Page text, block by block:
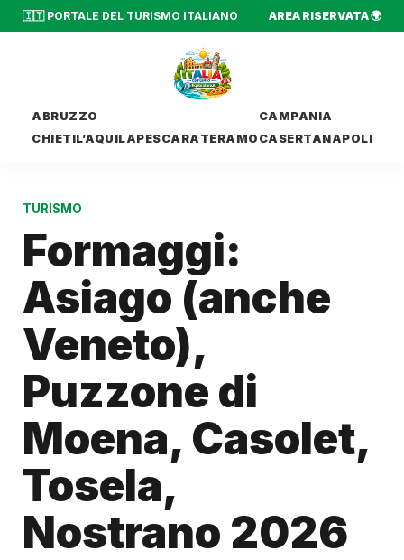
🇮🇹 PORTALE DEL TURISMO ITALIANO AREA RISERVATA 🌍
ABRUZZO
CHIETIL’AQUILAPESCARA TERAMO
CAMPANIA
CASERTANAPOLI
TURISMO
Formaggi:
Asiago (anche
Veneto),
Puzzone di
Moena, Casolet,
Tosela,
Nostrano 2026